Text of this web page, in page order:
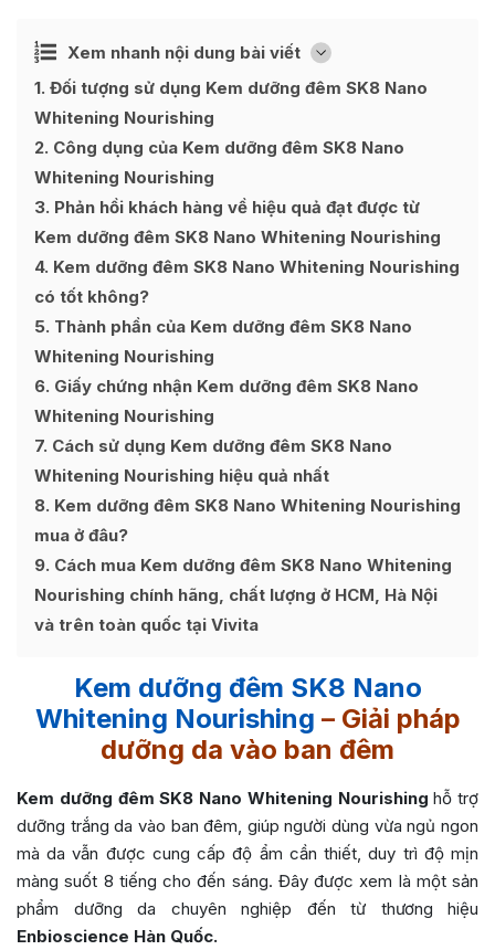
Xem nhanh nội dung bài viết [
Ẩn
1 Đối tượng sử dụng Kem dưỡng đêm SK8 Nano
Whitening Nourishing
2 Công dụng của Kem dưỡng đêm SK8 Nano
Whitening Nourishing
3 Phản hồi khách hàng về hiệu quả đạt được từ
Kem dưỡng đêm SK8 Nano Whitening Nourishing
4 Kem dưỡng đêm SK8 Nano Whitening Nourishing
có tốt không?
5 Thành phần của Kem dưỡng đêm SK8 Nano
Whitening Nourishing
6 Giấy chứng nhận Kem dưỡng đêm SK8 Nano
Whitening Nourishing
7 Cách sử dụng Kem dưỡng đêm SK8 Nano
Whitening Nourishing hiệu quả nhất
8 Kem dưỡng đêm SK8 Nano Whitening Nourishing
mua ở đâu?
9 Cách mua Kem dưỡng đêm SK8 Nano Whitening
Nourishing chính hãng, chất lượng ở HCM, Hà Nội
và trên toàn quốc tại Vivita
Kem dưỡng đêm SK8 Nano
Whitening Nourishing – Giải pháp
dưỡng da vào ban đêm
Kem dưỡng đêm SK8 Nano Whitening Nourishing hỗ trợ
dưỡng trắng da vào ban đêm, giúp người dùng vừa ngủ ngon
mà da vẫn được cung cấp độ ẩm cần thiết, duy trì độ mịn
màng suốt 8 tiếng cho đến sáng. Đây được xem là một sản
phẩm dưỡng da chuyên nghiệp đến từ thương hiệu
Enbioscience Hàn Quốc.